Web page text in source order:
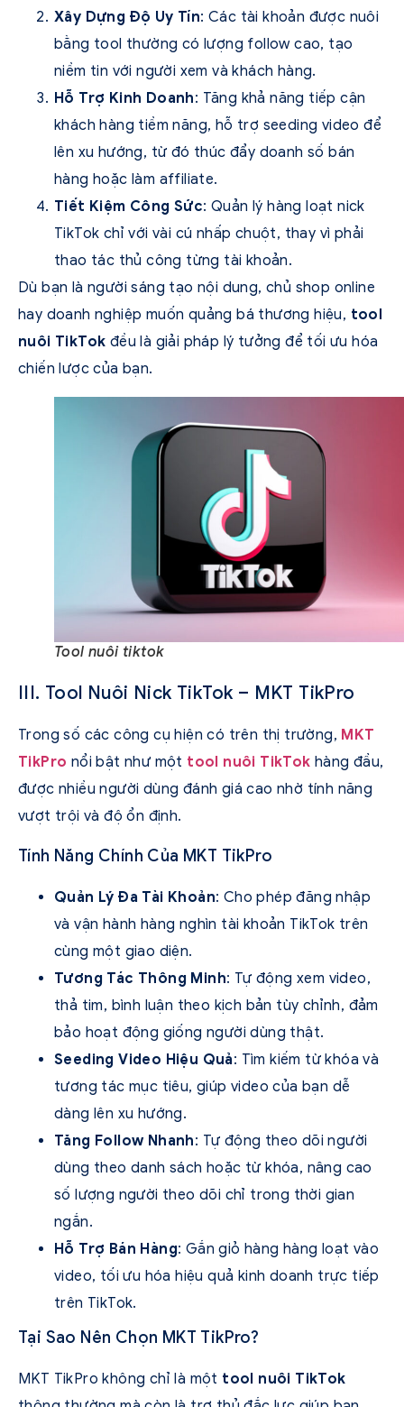
Xây Dựng Độ Uy Tín: Các tài khoản được nuôi
bằng tool thường có lượng follow cao, tạo
niềm tin với người xem và khách hàng.
Hỗ Trợ Kinh Doanh: Tăng khả năng tiếp cận
khách hàng tiềm năng, hỗ trợ seeding video để
lên xu hướng, từ đó thúc đẩy doanh số bán
hàng hoặc làm affiliate.
Tiết Kiệm Công Sức: Quản lý hàng loạt nick
TikTok chỉ với vài cú nhấp chuột, thay vì phải
thao tác thủ công từng tài khoản.
Dù bạn là người sáng tạo nội dung, chủ shop online
hay doanh nghiệp muốn quảng bá thương hiệu, tool
nuôi TikTok đều là giải pháp lý tưởng để tối ưu hóa
chiến lược của bạn.
Tool nuôi tiktok
III. Tool Nuôi Nick TikTok – MKT TikPro
Trong số các công cụ hiện có trên thị trường, MKT
TikPro nổi bật như một tool nuôi TikTok hàng đầu,
được nhiều người dùng đánh giá cao nhờ tính năng
vượt trội và độ ổn định.
Tính Năng Chính Của MKT TikPro
Quản Lý Đa Tài Khoản: Cho phép đăng nhập
và vận hành hàng nghìn tài khoản TikTok trên
cùng một giao diện.
Tương Tác Thông Minh: Tự động xem video,
thả tim, bình luận theo kịch bản tùy chỉnh, đảm
bảo hoạt động giống người dùng thật.
Seeding Video Hiệu Quả: Tìm kiếm từ khóa và
tương tác mục tiêu, giúp video của bạn dễ
dàng lên xu hướng.
Tăng Follow Nhanh: Tự động theo dõi người
dùng theo danh sách hoặc từ khóa, nâng cao
số lượng người theo dõi chỉ trong thời gian
ngắn.
Hỗ Trợ Bán Hàng: Gắn giỏ hàng hàng loạt vào
video, tối ưu hóa hiệu quả kinh doanh trực tiếp
trên TikTok.
Tại Sao Nên Chọn MKT TikPro?
MKT TikPro không chỉ là một tool nuôi TikTok